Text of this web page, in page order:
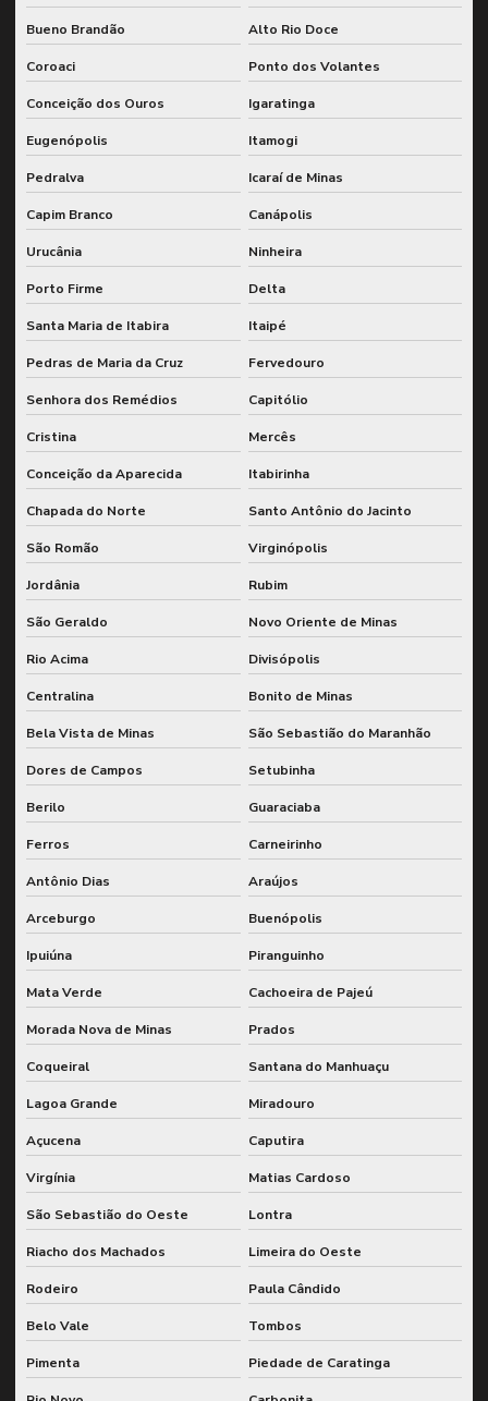
Bueno Brandão Alto Rio Doce
Coroaci Ponto dos Volantes
Conceição dos Ouros Igaratinga
Eugenópolis Itamogi
Pedralva Icaraí de Minas
Capim Branco Canápolis
Urucânia Ninheira
Porto Firme Delta
Santa Maria de Itabira Itaipé
Pedras de Maria da Cruz Fervedouro
Senhora dos Remédios Capitólio
Cristina Mercês
Conceição da Aparecida Itabirinha
Chapada do Norte Santo Antônio do Jacinto
São Romão Virginópolis
Jordânia Rubim
São Geraldo Novo Oriente de Minas
Rio Acima Divisópolis
Centralina Bonito de Minas
Bela Vista de Minas São Sebastião do Maranhão
Dores de Campos Setubinha
Berilo Guaraciaba
Ferros Carneirinho
Antônio Dias Araújos
Arceburgo Buenópolis
Ipuiúna Piranguinho
Mata Verde Cachoeira de Pajeú
Morada Nova de Minas Prados
Coqueiral Santana do Manhuaçu
Lagoa Grande Miradouro
Açucena Caputira
Virgínia Matias Cardoso
São Sebastião do Oeste Lontra
Riacho dos Machados Limeira do Oeste
Rodeiro Paula Cândido
Belo Vale Tombos
Pimenta Piedade de Caratinga